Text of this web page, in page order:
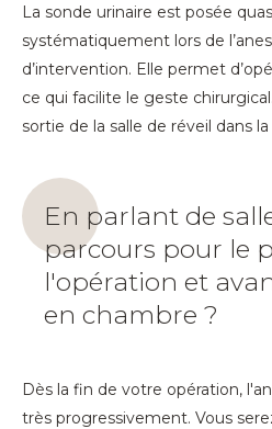
La sonde urinaire est posée
systématiquement lors de
d’intervention. Elle permet
ce qui facilite le geste
sortie de la salle de réveil dans
En parlant de
parcours pour le
l'opération et
en chambre ?
Dès la fin de votre opération,
très progressivement. Vous